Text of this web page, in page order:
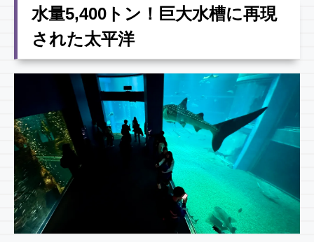
水量5,400トン！巨大水槽に再現
された太平洋